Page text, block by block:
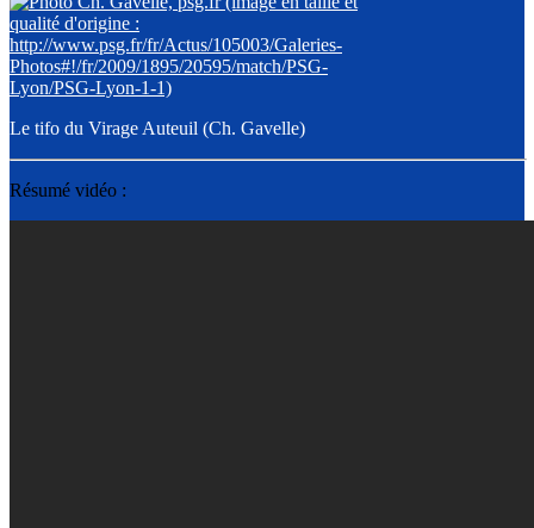
Le tifo du Virage Auteuil (Ch. Gavelle)
Résumé vidéo :